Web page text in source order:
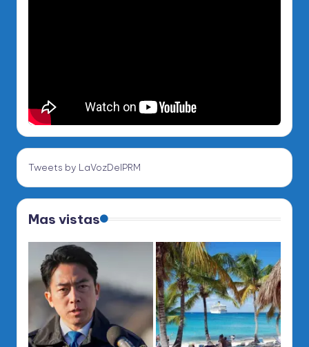
Tweets by LaVozDelPRM
Mas vistas